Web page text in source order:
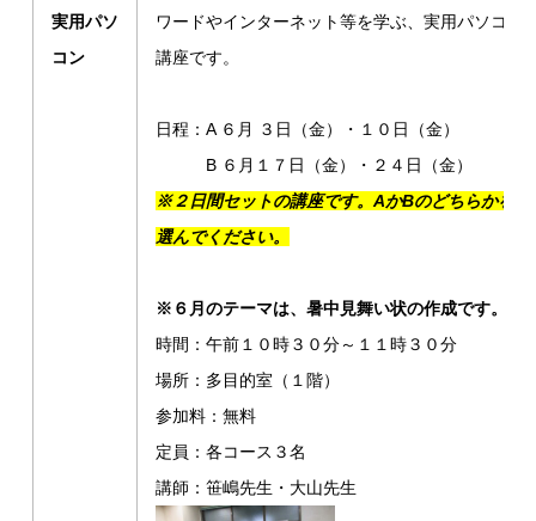
実用パソ
コン
ワードやインターネット等を学ぶ、実用パソコン
講座です。
日程：A ６月 ３日（金）・１０日（金）
B ６月１７日（金）・２４日（金）
※２日間セットの講座です。AかBのどちらかを
選んでください。
※６月のテーマは、暑中見舞い状の作成です。
時間：午前１０時３０分～１１時３０分
場所：多目的室（１階）
参加料：無料
定員：各コース３名
講師：笹嶋先生・大山先生